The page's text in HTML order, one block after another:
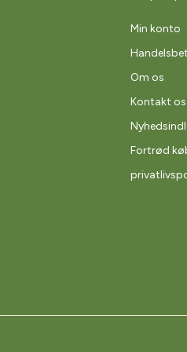
Min konto
Om os
Kontakt os
Fortrød